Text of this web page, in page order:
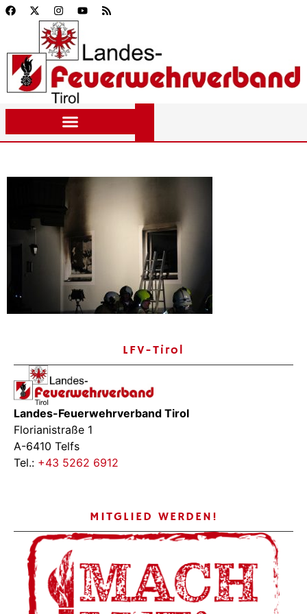
LFV-Tirol
Landes-Feuerwehrverband Tirol
Florianistraße 1
A-6410 Telfs
Tel.: +43 5262 6912
MITGLIED WERDEN!